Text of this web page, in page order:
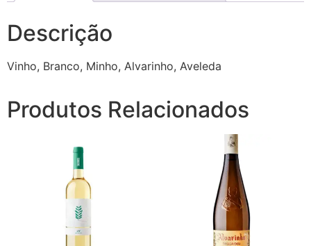
Descrição
Vinho, Branco, Minho, Alvarinho, Aveleda
Produtos Relacionados